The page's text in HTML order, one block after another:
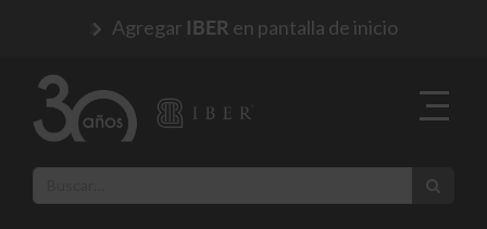
Agregar IBER en pantalla de inicio